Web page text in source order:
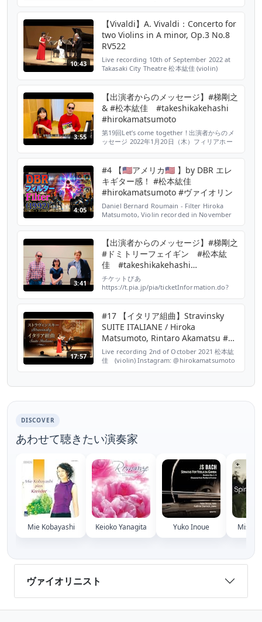
10:43
【Vivaldi】A. Vivaldi：Concerto for
two Violins in A minor, Op.3 No.8
RV522
Live recording 10th of September 2022 at
Takasaki City Theatre 松本紘佳 (violin)
https://www.hirokamatsumoto.com/
https://www.youtube.co...
3:55
【出演者からのメッセージ】#梯剛之
& #松本紘佳 #takeshikakehashi
#hirokamatsumoto
第19回Let’s come together ! 出演者からのメ
ッセージ 2022年1月20日（木）フィリアホー
アクセス：
https://www.philiahall.com/html/access/index.html
チケットぴあ：https://t....
4:05
#4 【🇺🇸アメリカ🇺🇸 】by DBR エレ
キギター感！ #松本紘佳
#hirokamatsumoto #ヴァイオリン
Daniel Bernard Roumain - Filter Hiroka
Matsumoto, Violin recorded in November
3:41
【出演者からのメッセージ】#梯剛之
#ドミトリーフェイギン #松本紘
佳 #takeshikakehashi
#dmitryfeygin #hirokamatsumoto
チケットぴあ
https://t.pia.jp/pia/ticketInformation.do?
17:57
#17 【イタリア組曲】Stravinsky
SUITE ITALIANE / Hiroka
Matsumoto, Rintaro Akamatsu #松
本紘佳 #赤松林太郎
Live recording 2nd of October 2021 松本紘
佳 (violin) Instagram: @hirokamatsumoto
@rintaroakamatsu_official https://www.r...
DISCOVER
あわせて聴きたい演奏家
Mie Kobayashi Keioko Yanagita Yuko Inoue
ヴァイオリニスト